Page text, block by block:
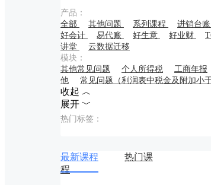
产品：
全部
其他问题 系列课程 进销台
好会计
易代账 好生意 好业财
讲堂
云数据迁移
模块：
其他常见问题
个人所得税 工商年报
他
常见问题（利润表中税金及附加小
收起 ︿
展开 ﹀
热门标签：
最新课程
热门课
程